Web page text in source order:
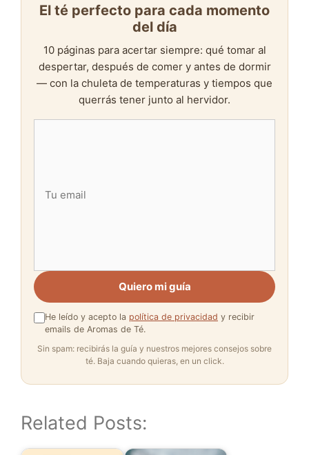
El té perfecto para cada momento
del día
10 páginas para acertar siempre: qué tomar al
despertar, después de comer y antes de dormir
— con la chuleta de temperaturas y tiempos que
querrás tener junto al hervidor.
Quiero mi guía
He leído y acepto la política de privacidad y recibir
emails de Aromas de Té.
Sin spam: recibirás la guía y nuestros mejores consejos sobre
té. Baja cuando quieras, en un click.
Related Posts: